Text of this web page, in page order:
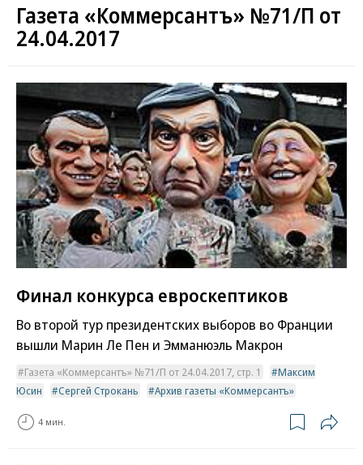
Газета «Коммерсантъ» №71/П от
24.04.2017
Финал конкурса евроскептиков
Во второй тур президентских выборов во Франции
вышли Марин Ле Пен и Эмманюэль Макрон
Газета «Коммерсантъ» №71/П от 24.04.2017, стр. 1
Максим
Юсин
Сергей Строкань Архив газеты «Коммерсантъ»
4 мин.